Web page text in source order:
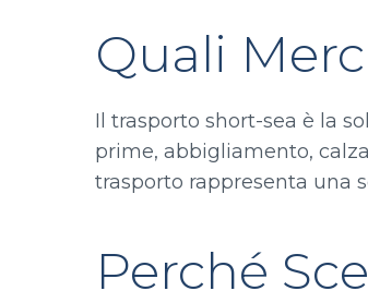
Quali
Il trasporto short-sea è la
prime, abbigliamento,
trasporto rappresenta una
Perché